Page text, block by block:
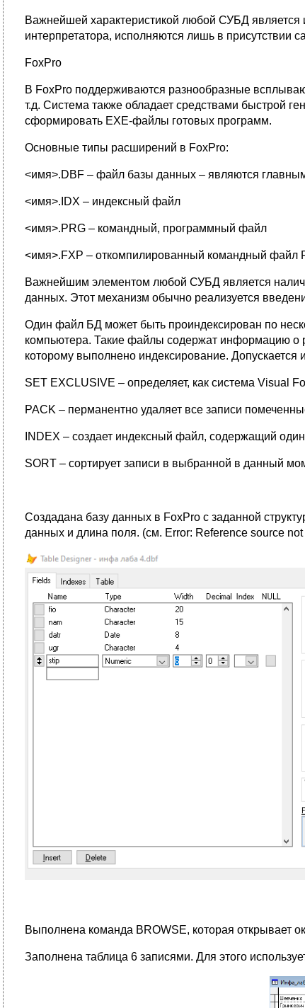
Важнейшей характеристикой любой СУБД
интерпретатора, исполняются лишь в присутствии
FoxPro
В FoxPro поддерживаются разнообразные
т.д. Система также обладает средствами быстрой
сформировать EXE-файлы готовых программ.
Основные типы расширений в FoxPro:
<имя>.DBF – файл базы данных – являются
<имя>.IDX – индексный файл
<имя>.PRG – командный, программный файл
<имя>.FXP – откомпилированный командный файл
Важнейшим элементом любой СУБД является
данных. Этот механизм обычно реализуется
Один файл БД может быть проиндексирован по
компьютера. Такие файлы содержат информацию о
которому выполнено индексирование. Допускается
SET EXCLUSIVE – определяет, как система Visual
PACK – перманентно удаляет все записи
INDEX – создает индексный файл, содержащий
SORT – сортирует записи в выбранной в данный
Создадана базу данных в FoxPro с заданной
данных и длина поля. (см. Error: Reference source
Выполнена команда BROWSE, которая открывает
Заполнена таблица 6 записями. Для этого